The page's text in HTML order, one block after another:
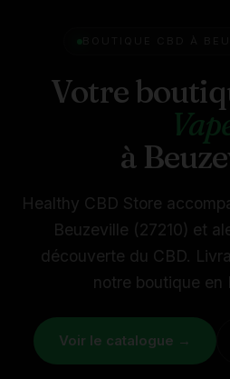
Votre
à
Healthy CBD Store
Beuzeville (27210) et
découverte du CBD.
notre boutique en
Voir le catalogue →